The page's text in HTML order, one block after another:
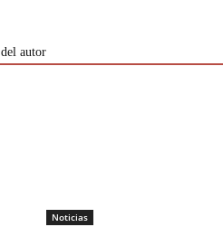
autor
Noticias